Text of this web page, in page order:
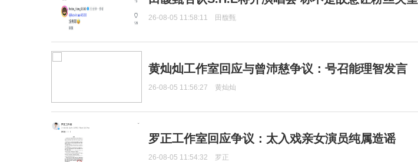
26-08-05 11:58:11 田馥甄
黄灿灿工作室回应与曾沛慈争议：号召能理智发言
26-08-05 11:56:27 黄灿灿
罗正工作室回应争议：太入戏亲女演员纯属造谣
26-08-05 11:54:32 罗正